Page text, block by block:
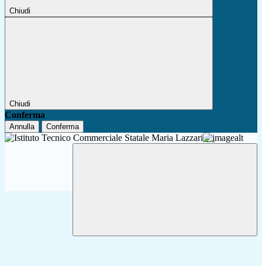
Chiudi
Chiudi
Conferma
Annulla Conferma